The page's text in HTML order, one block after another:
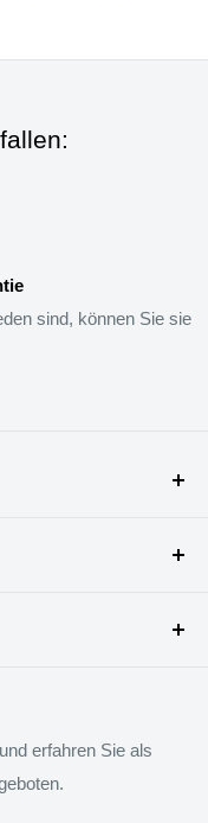
sind, können Sie sie
erfahren Sie als
Wir werden
anbieten.
Tagebuch zu